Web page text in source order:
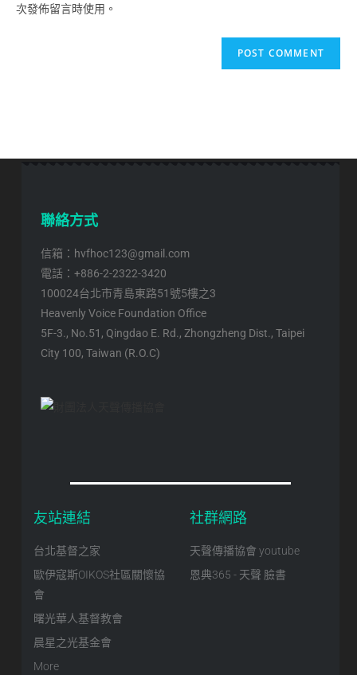
次發佈留言時使用。
聯絡方式
信箱：hvfhoc123@gmail.com
電話：+886-2-2322-3420
100024台北市青島東路51號5樓之3
Heavenly Voice Foundation Office
5F-3., No.51, Qingdao E. Rd., Zhongzheng Dist., Taipei
City 100, Taiwan (R.O.C)
友站連結
台北基督之家
歐伊寇斯OIKOS社區關懷協
會
曙光華人基督教會
晨星之光基金會
More
社群網路
天聲傳播協會 youtube
恩典365 - 天聲 臉書